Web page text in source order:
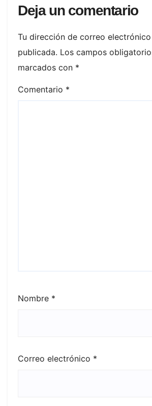
Deja un comentario
Tu dirección de correo
publicada. Los campos
marcados con *
Comentario *
Nombre *
Correo electrónico *